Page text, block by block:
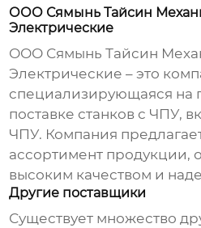
ООО Сямынь Тайсин
Электрические
ООО Сямынь Тайсин
Электрические – это
специализирующаяся на
поставке станков с ЧПУ,
ЧПУ. Компания
ассортимент продукции,
высоким качеством и
Другие поставщики
Существует множество